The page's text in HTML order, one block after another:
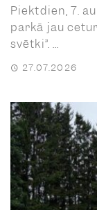
Piektdien, 7.
parkā jau
svētki”. ...
27.07.2026